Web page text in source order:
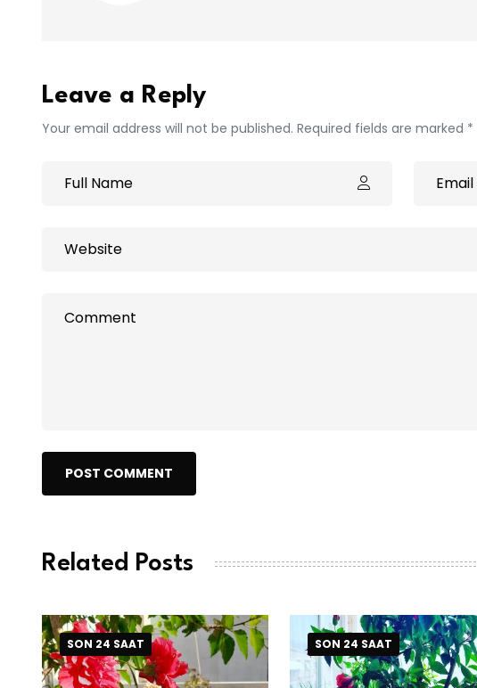
Leave a Reply
Your email address will not be published. Required fields are marked *
POST COMMENT
Related Posts
SON 24 SAAT SON 24 SAAT